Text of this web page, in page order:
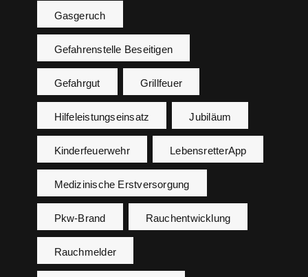
Gasgeruch
Gefahrenstelle Beseitigen
Gefahrgut Grillfeuer
Hilfeleistungseinsatz Jubiläum
Kinderfeuerwehr LebensretterApp
Medizinische Erstversorgung
Pkw-Brand Rauchentwicklung
Rauchmelder